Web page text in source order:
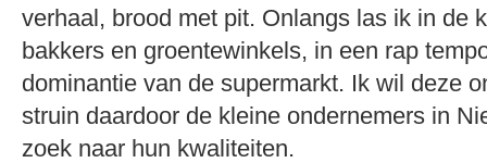
verhaal, brood met pit. Onlangs las ik in de
bakkers en groentewinkels, in een rap
dominantie van de supermarkt. Ik wil deze
struin daardoor de kleine ondernemers in
zoek naar hun kwaliteiten.